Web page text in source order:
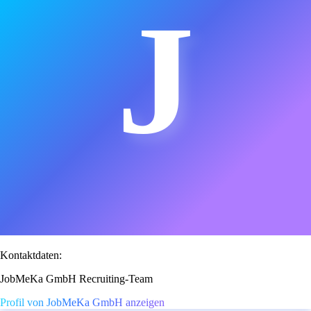
J
Kontaktdaten:
JobMeKa GmbH Recruiting-Team
Profil von JobMeKa GmbH anzeigen